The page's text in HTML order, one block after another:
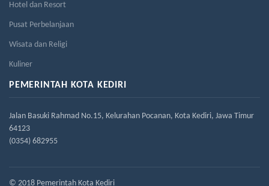
Hotel dan Resort
Pusat Perbelanjaan
Wisata dan Religi
Kuliner
PEMERINTAH KOTA KEDIRI
Jalan Basuki Rahmad No.15, Kelurahan Pocanan, Kota Kediri, Jawa Timur
64123
(0354) 682955
© 2018 Pemerintah Kota Kediri